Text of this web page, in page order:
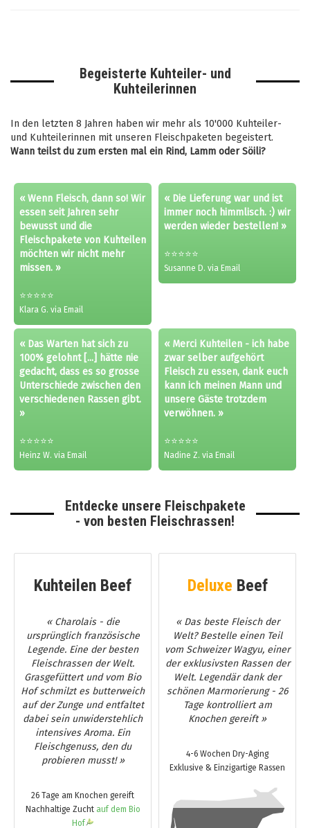
Begeisterte Kuhteiler- und
Kuhteilerinnen
In den letzten 8 Jahren haben wir mehr als 10'000 Kuhteiler-
und Kuhteilerinnen mit unseren Fleischpaketen begeistert.
Wann teilst du zum ersten mal ein Rind, Lamm oder Söili?
« Wenn Fleisch, dann so! Wir
essen seit Jahren sehr
bewusst und die
Fleischpakete von Kuhteilen
möchten wir nicht mehr
missen. »
⭐⭐⭐⭐⭐
Klara G. via Email
« Die Lieferung war und ist
immer noch himmlisch. :) wir
werden wieder bestellen! »
⭐⭐⭐⭐⭐
Susanne D. via Email
« Das Warten hat sich zu
100% gelohnt [...] hätte nie
gedacht, dass es so grosse
Unterschiede zwischen den
verschiedenen Rassen gibt.
»
⭐⭐⭐⭐⭐
Heinz W. via Email
« Merci Kuhteilen - ich habe
zwar selber aufgehört
Fleisch zu essen, dank euch
kann ich meinen Mann und
unsere Gäste trotzdem
verwöhnen. »
⭐⭐⭐⭐⭐
Nadine Z. via Email
Entdecke unsere Fleischpakete
- von besten Fleischrassen!
Kuhteilen Beef
« Charolais - die
ursprünglich französische
Legende. Eine der besten
Fleischrassen der Welt.
Grasgefüttert und vom Bio
Hof schmilzt es butterweich
auf der Zunge und entfaltet
dabei sein unwiderstehlich
intensives Aroma. Ein
Fleischgenuss, den du
probieren musst! »
26 Tage am Knochen gereift
Nachhaltige Zucht auf dem Bio
Hof
Deluxe Beef
« Das beste Fleisch der
Welt? Bestelle einen Teil
vom Schweizer Wagyu, einer
der exklusivsten Rassen der
Welt. Legendär dank der
schönen Marmorierung - 26
Tage kontrolliert am
Knochen gereift »
4-6 Wochen Dry-Aging
Exklusive & Einzigartige Rassen